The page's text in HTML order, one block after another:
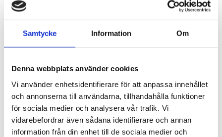
Samtycke Information Om
Denna webbplats använder cookies
Vi använder enhetsidentifierare för att anpassa innehållet
och annonserna till användarna, tillhandahålla funktioner
för sociala medier och analysera vår trafik. Vi
vidarebefordrar även sådana identifierare och annan
information från din enhet till de sociala medier och
Bli den första att lämna ett omdöme.